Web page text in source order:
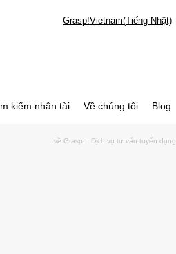
Grasp!Vietnam(Tiếng Nhật)
kiếm nhân tài Về chúng tôi Blog
về Grasp! : Dịch vụ tư vấn tuyển dụng